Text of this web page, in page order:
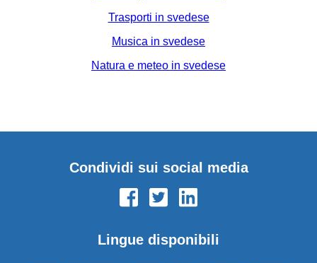
Trasporti in svedese
Musica in svedese
Natura e meteo in svedese
Condividi sui social media
Lingue disponibili